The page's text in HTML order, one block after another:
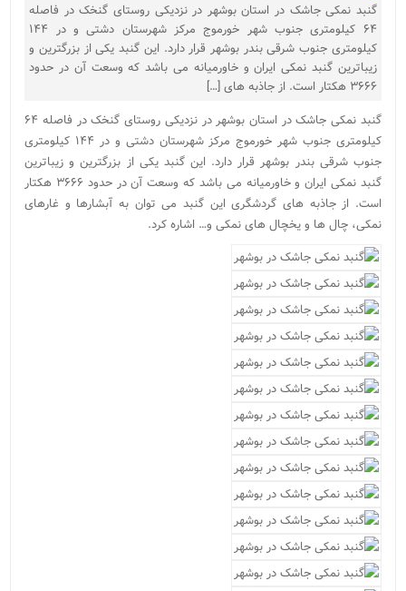
گنبد نمکی جاشک در استان بوشهر در نزدیکی روستای گنخک در فاصله
۶۴ کیلومتری جنوب شهر خورموج مرکز شهرستان دشتی و در ۱۴۴
کیلومتری جنوب شرقی بندر بوشهر قرار دارد. این گنبد یکی از بزرگترین و
زیباترین گنبد نمکی ایران و خاورمیانه می باشد که وسعت آن در حدود
۳۶۶۶ هکتار است. از جاذبه های […]
گنبد نمکی جاشک در استان بوشهر در نزدیکی روستای گنخک در فاصله ۶۴
کیلومتری جنوب شهر خورموج مرکز شهرستان دشتی و در ۱۴۴ کیلومتری
جنوب شرقی بندر بوشهر قرار دارد. این گنبد یکی از بزرگترین و زیباترین
گنبد نمکی ایران و خاورمیانه می باشد که وسعت آن در حدود ۳۶۶۶ هکتار
است. از جاذبه های گردشگری این گنبد می توان به آبشارها و غارهای
نمکی، چال ها و یخچال های نمکی و… اشاره کرد.